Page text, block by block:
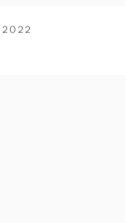
2022